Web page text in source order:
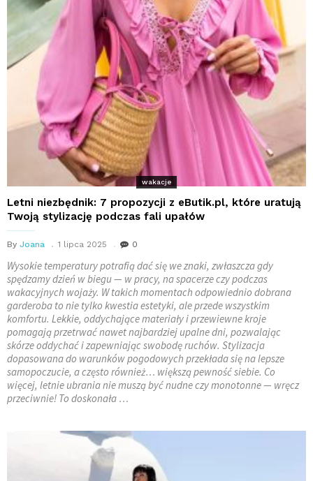
wakacje
Letni niezbędnik: 7 propozycji z eButik.pl, które uratują
Twoją stylizację podczas fali upałów
By Joana 1 lipca 2025 0
Wysokie temperatury potrafią dać się we znaki, zwłaszcza gdy
spędzamy dzień w biegu — w pracy, na spacerze czy podczas
wakacyjnych wojaży. W takich momentach odpowiednio dobrana
garderoba to nie tylko kwestia estetyki, ale przede wszystkim
komfortu. Lekkie, oddychające materiały i przewiewne kroje
pomagają przetrwać nawet najbardziej upalne dni, pozwalając
skórze oddychać i zapewniając swobodę ruchów. Stylizacja
dopasowana do warunków pogodowych przekłada się na lepsze
samopoczucie, a często również… większą pewność siebie. Co
więcej, letnie ubrania nie muszą być nudne czy monotonne — wręcz
przeciwnie! To doskonała …